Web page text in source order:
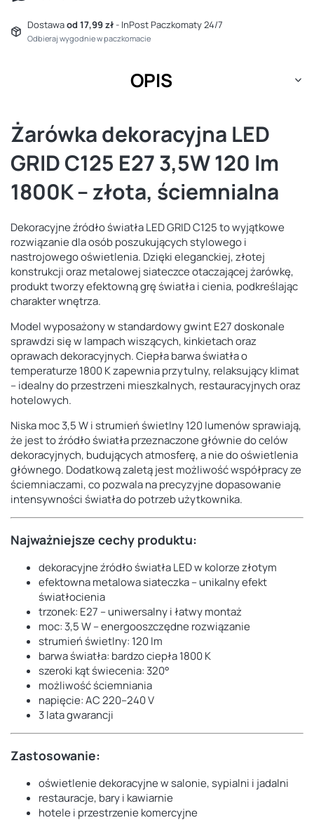
Dostawaod 17,99 zł- InPost Paczkomaty 24/7
Odbieraj wygodnie w paczkomacie
OPIS
Żarówka dekoracyjna LED
GRID C125 E27 3,5W 120 lm
1800K – złota, ściemnialna
Dekoracyjne źródło światła LED GRID C125 to wyjątkowe
rozwiązanie dla osób poszukujących stylowego i
nastrojowego oświetlenia. Dzięki eleganckiej, złotej
konstrukcji oraz metalowej siateczce otaczającej żarówkę,
produkt tworzy efektowną grę światła i cienia, podkreślając
charakter wnętrza.
Model wyposażony w standardowy gwint E27 doskonale
sprawdzi się w lampach wiszących, kinkietach oraz
oprawach dekoracyjnych. Ciepła barwa światła o
temperaturze 1800 K zapewnia przytulny, relaksujący klimat
– idealny do przestrzeni mieszkalnych, restauracyjnych oraz
hotelowych.
Niska moc 3,5 W i strumień świetlny 120 lumenów sprawiają,
że jest to źródło światła przeznaczone głównie do celów
dekoracyjnych, budujących atmosferę, a nie do oświetlenia
głównego. Dodatkową zaletą jest możliwość współpracy ze
ściemniaczami, co pozwala na precyzyjne dopasowanie
intensywności światła do potrzeb użytkownika.
Najważniejsze cechy produktu:
dekoracyjne źródło światła LED w kolorze złotym
efektowna metalowa siateczka – unikalny efekt
światłocienia
trzonek: E27 – uniwersalny i łatwy montaż
moc: 3,5 W – energooszczędne rozwiązanie
strumień świetlny: 120 lm
barwa światła: bardzo ciepła 1800 K
szeroki kąt świecenia: 320°
możliwość ściemniania
napięcie: AC 220–240 V
3 lata gwarancji
Zastosowanie:
oświetlenie dekoracyjne w salonie, sypialni i jadalni
restauracje, bary i kawiarnie
hotele i przestrzenie komercyjne